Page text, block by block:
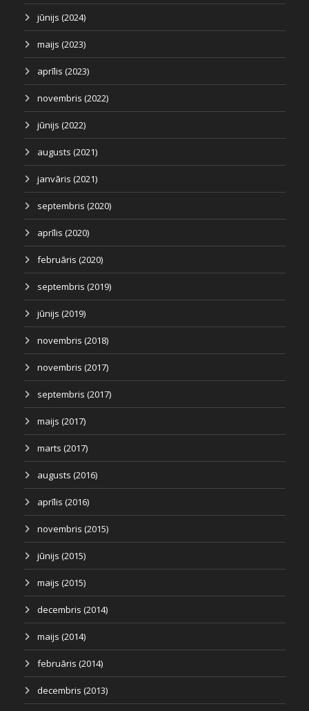
jūnijs (2024)
maijs (2023)
aprīlis (2023)
novembris (2022)
jūnijs (2022)
augusts (2021)
janvāris (2021)
septembris (2020)
aprīlis (2020)
februāris (2020)
septembris (2019)
jūnijs (2019)
novembris (2018)
novembris (2017)
septembris (2017)
maijs (2017)
marts (2017)
augusts (2016)
aprīlis (2016)
novembris (2015)
jūnijs (2015)
maijs (2015)
decembris (2014)
maijs (2014)
februāris (2014)
decembris (2013)